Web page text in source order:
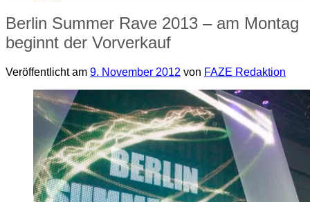
Berlin Summer Rave 2013 – am Montag
beginnt der Vorverkauf
Veröffentlicht am 9. November 2012 von FAZE Redaktion